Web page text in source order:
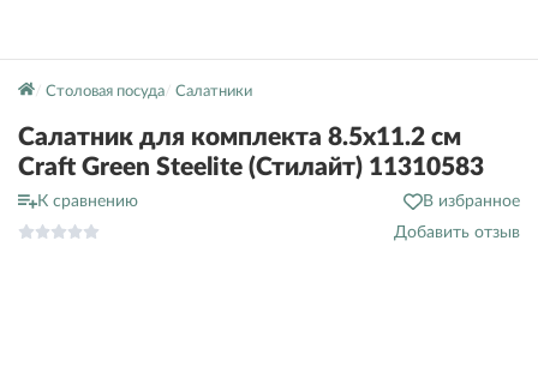
Столовая посуда Салатники
Салатник для комплекта 8.5х11.2 см
Craft Green Steelite (Стилайт) 11310583
К сравнению
В избранное
Добавить отзыв